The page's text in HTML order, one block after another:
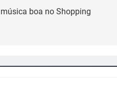
boa no Shopping